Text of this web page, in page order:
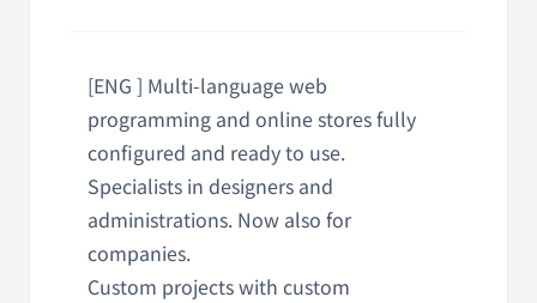
[ENG ] Multi-language web
programming and online stores fully
configured and ready to use.
Specialists in designers and
administrations. Now also for
companies.
Custom projects with custom